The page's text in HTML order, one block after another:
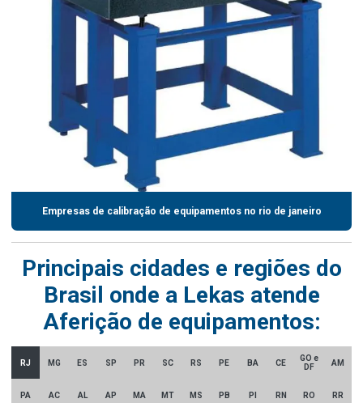
Empresas de calibração de equipamentos no rio de janeiro
Principais cidades e regiões do
Brasil onde a Lekas atende
Aferição de equipamentos:
RJ MG ES SP PR SC RS PE BA CE
GO e
DF
AM
PA AC AL AP MA MT MS PB PI RN RO RR